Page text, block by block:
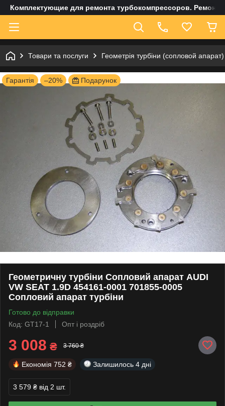
Комплектующие для ремонта турбокомпрессоров. Ремонт
Товари та послуги Геометрія турбіни (сопловой апарат)
Гарантія –20% Подарунок
Геометричну турбіни Сопловий апарат AUDI
VW SEAT 1.9D 454161-0001 701855-0005
Сопловий апарат турбіни
Готово до відправки
Код: GT17-1
Опт і роздріб
3 008 ₴ 3 760 ₴
Економія 752 ₴ Залишилось 4 дні
3 579 ₴ від 2 шт.